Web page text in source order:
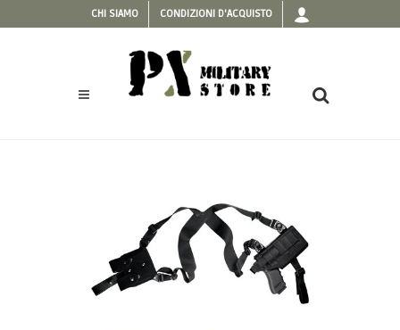
CHI SIAMO CONDIZIONI D'ACQUISTO